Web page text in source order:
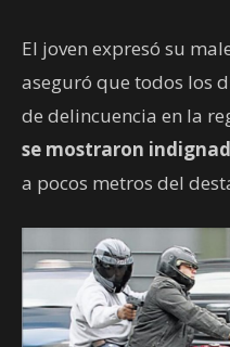
El joven expresó su
aseguró que todos los
de delincuencia en la
se mostraron
a pocos metros del